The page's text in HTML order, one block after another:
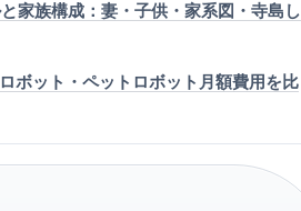
家族構成：妻・子供・家系図・寺島し
ボット・ペットロボット月額費用を比